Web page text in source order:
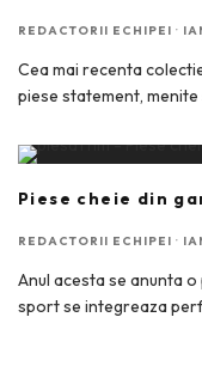
REDACTORII ECHIPEI ·
Cea mai recenta
piese statement,
Piese cheie din
REDACTORII ECHIPEI ·
Anul acesta se anunta
sport se integreaza